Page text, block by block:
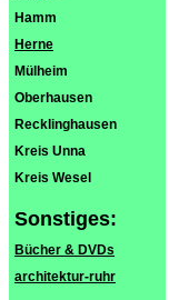
Hamm
Herne
Mülheim
Oberhausen
Recklinghausen
Kreis Unna
Kreis Wesel
Sonstiges:
Bücher & DVDs
architektur-ruhr